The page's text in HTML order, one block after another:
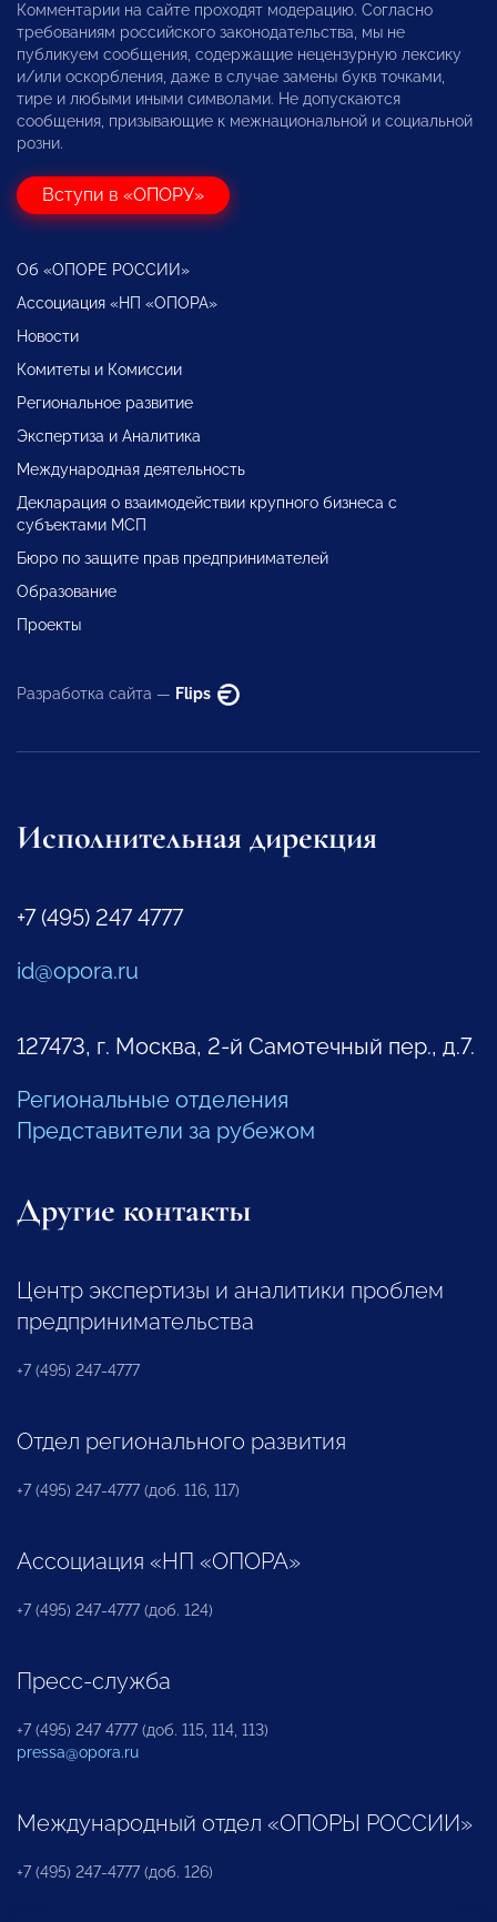
Комментарии на сайте проходят модерацию. Согласно
требованиям российского законодательства, мы не
публикуем сообщения, содержащие нецензурную лексику
и/или оскорбления, даже в случае замены букв точками,
тире и любыми иными символами. Не допускаются
сообщения, призывающие к межнациональной и социальной
розни.
Вступи в «ОПОРУ»
Об «ОПОРЕ РОССИИ»
Ассоциация «НП «ОПОРА»
Новости
Комитеты и Комиссии
Региональное развитие
Экспертиза и Аналитика
Международная деятельность
Декларация о взаимодействии крупного бизнеса с
субъектами МСП
Бюро по защите прав предпринимателей
Образование
Проекты
Разработка сайта — Flips
Исполнительная дирекция
+7 (495) 247 4777
id@opora.ru
127473, г. Москва, 2-й Самотечный пер., д.7.
Региональные отделения
Представители за рубежом
Другие контакты
Центр экспертизы и аналитики проблем
предпринимательства
+7 (495) 247-4777
Отдел регионального развития
+7 (495) 247-4777 (доб. 116, 117)
Ассоциация «НП «ОПОРА»
+7 (495) 247-4777 (доб. 124)
Пресс-служба
+7 (495) 247 4777 (доб. 115, 114, 113)
pressa@opora.ru
Международный отдел «ОПОРЫ РОССИИ»
+7 (495) 247-4777 (доб. 126)